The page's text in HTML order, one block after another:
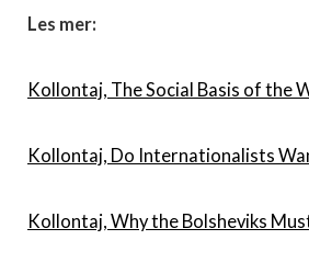
Les mer:
Kollontaj, The Social Basis of the
Kollontaj, Do Internationalists
Kollontaj, Why the Bolsheviks